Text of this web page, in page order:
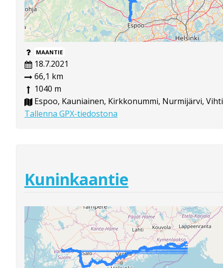
MAANTIE
18.7.2021
66,1 km
1040 m
Espoo, Kauniainen, Kirkkonummi, Nurmijärvi, Vihti
Tallenna GPX-tiedostona
Kuninkaantie